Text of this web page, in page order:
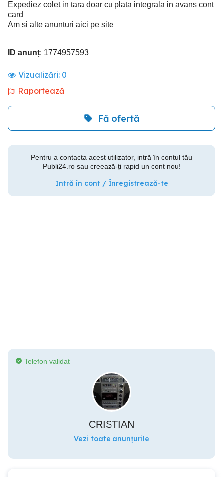
Expediez colet in tara doar cu plata integrala in avans cont
card
Am si alte anunturi aici pe site
ID anunț: 1774957593
Vizualizări: 0
Raportează
Fă ofertă
Pentru a contacta acest utilizator, intră în contul tău
Publi24.ro sau creează-ți rapid un cont nou!
Intră în cont / Înregistrează-te
Telefon validat
CRISTIAN
Vezi toate anunțurile